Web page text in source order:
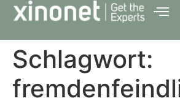
Schlagwort: